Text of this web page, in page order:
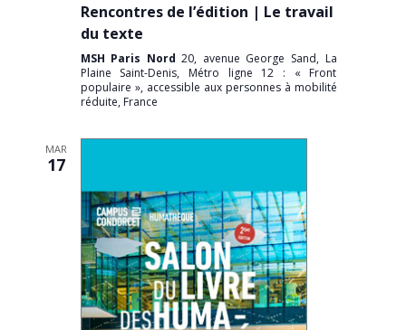
Rencontres de l’édition | Le travail
du texte
MSH Paris Nord20, avenue George Sand, La
Plaine Saint-Denis, Métro ligne 12 : « Front
populaire », accessible aux personnes à mobilité
réduite, France
MAR
17